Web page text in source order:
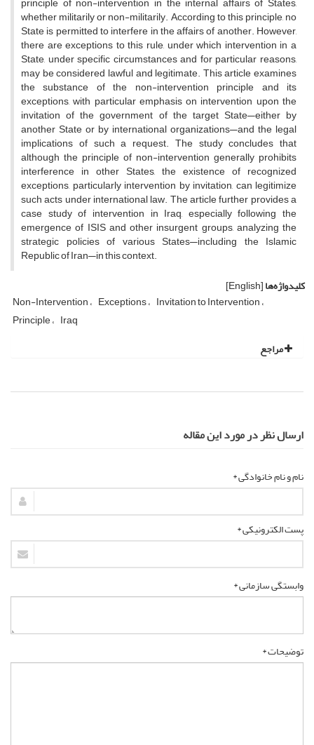
whether militarily or non-militarily. According to this principle, no
State is permitted to interfere in the affairs of another. However,
there are exceptions to this rule, under which intervention in a
State, under specific circumstances and for particular reasons,
may be considered lawful and legitimate. This article examines
the substance of the non-intervention principle and its
exceptions, with particular emphasis on intervention upon the
invitation of the government of the target State—either by
another State or by international organizations—and the legal
implications of such a request. The study concludes that
although the principle of non-intervention generally prohibits
interference in other States, the existence of recognized
exceptions, particularly intervention by invitation, can legitimize
such acts under international law. The article further provides a
case study of intervention in Iraq, especially following the
emergence of ISIS and other insurgent groups, analyzing the
strategic policies of various States—including the Islamic
Republic of Iran—in this context.
کلیدواژه‌ها[English]
Non-Intervention Exceptions Invitation to Intervention
Principle Iraq
مراجع
ارسال نظر در مورد این مقاله
نام و نام خانوادگی *
پست الکترونیکی *
وابستگی سازمانی *
توضیحات *